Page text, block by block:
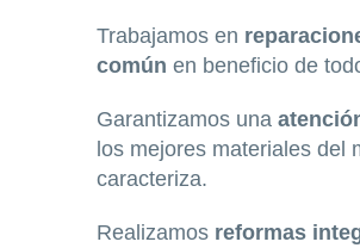
Trabajamos en
común en beneficio de
Garantizamos una
los mejores materiales del
caracteriza.
Realizamos reformas